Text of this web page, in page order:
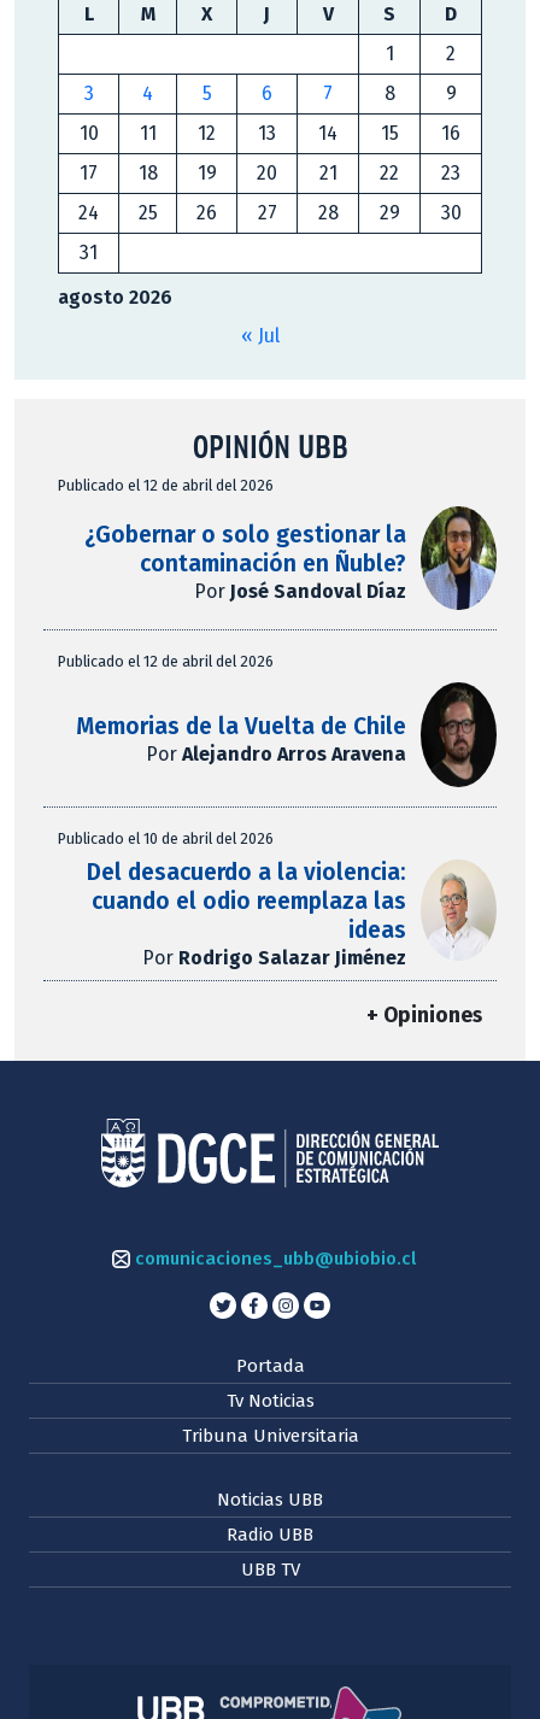
agosto 2026
L M X J V S
D
1
2
3
4 5 6 7 8
9
10
11 12 13 14 15
16
17
18 19 20 21 22
23
24
25 26 27 28 29
30
31
« Jul
OPINIÓN UBB
Publicado el 12 de abril del 2026
¿Gobernar o solo gestionar la
contaminación en Ñuble?
Por José Sandoval Díaz
Publicado el 12 de abril del 2026
Memorias de la Vuelta de Chile
PorAlejandro Arros Aravena
Publicado el 10 de abril del 2026
Del desacuerdo a la violencia:
cuando el odio reemplaza las
ideas
Por Rodrigo Salazar Jiménez
+ Opiniones
comunicaciones_ubb@ubiobio.cl
Portada
Tv Noticias
Tribuna Universitaria
Noticias UBB
Radio UBB
UBB TV